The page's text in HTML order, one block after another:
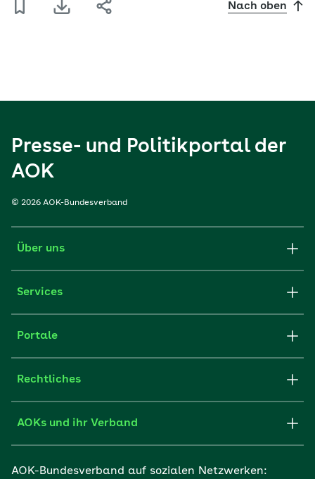
Nach oben
Presse- und Politikportal der
AOK
© 2026 AOK-Bundesverband
Über uns
Services
Portale
Rechtliches
AOKs und ihr Verband
AOK-Bundesverband auf sozialen Netzwerken: